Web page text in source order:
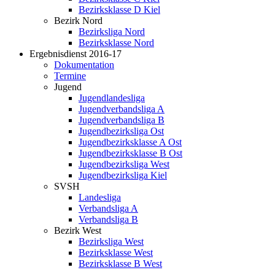
Bezirksklasse D Kiel
Bezirk Nord
Bezirksliga Nord
Bezirksklasse Nord
Ergebnisdienst 2016-17
Dokumentation
Termine
Jugend
Jugendlandesliga
Jugendverbandsliga A
Jugendverbandsliga B
Jugendbezirksliga Ost
Jugendbezirksklasse A Ost
Jugendbezirksklasse B Ost
Jugendbezirksliga West
Jugendbezirksliga Kiel
SVSH
Landesliga
Verbandsliga A
Verbandsliga B
Bezirk West
Bezirksliga West
Bezirksklasse West
Bezirksklasse B West